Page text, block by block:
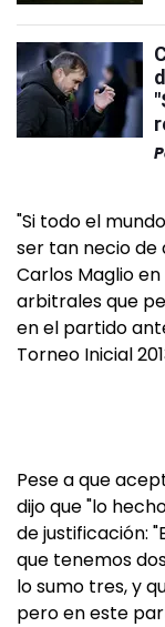
"Si todo el
ser tan necio de
Carlos Maglio
arbitrales que
en el partido
Torneo Inicial
Pese a que
dijo que "lo
de justificación:
que tenemos
lo sumo tres, y
pero en este